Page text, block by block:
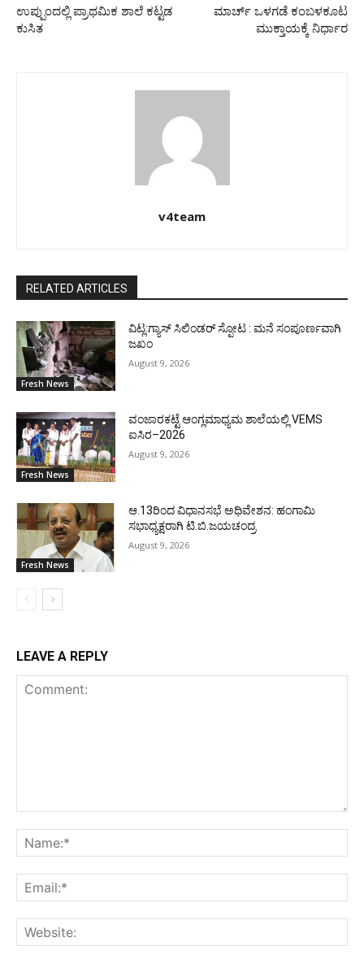
ಉಪ್ಪುಂದಲ್ಲಿ ಪ್ರಾಥಮಿಕ ಶಾಲೆ ಕಟ್ಟಡ
ಕುಸಿತ
ಮಾರ್ಚ್ ಒಳಗಡೆ ಕಂಬಳಕೂಟ
ಮುಕ್ತಾಯಕ್ಕೆ ನಿರ್ಧಾರ
v4team
RELATED ARTICLES
Fresh News
ವಿಟ್ಲ:ಗ್ಯಾಸ್ ಸಿಲಿಂಡರ್ ಸ್ಪೋಟ : ಮನೆ ಸಂಪೂರ್ಣವಾಗಿ
ಜಖಂ
August 9, 2026
Fresh News
ವಂಜಾರಕಟ್ಟೆ ಆಂಗ್ಲಮಾಧ್ಯಮ ಶಾಲೆಯಲ್ಲಿ VEMS
ಐಸಿರ–2026
August 9, 2026
Fresh News
ಆ.13ರಿಂದ ವಿಧಾನಸಭೆ ಅಧಿವೇಶನ: ಹಂಗಾಮಿ
ಸಭಾಧ್ಯಕ್ಷರಾಗಿ ಟಿ.ಬಿ.ಜಯಚಂದ್ರ
August 9, 2026
LEAVE A REPLY